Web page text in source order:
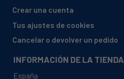
BALAY, 3WG2534E/02
BALAY, 3WG2534E/03
BALAY, 3WG2534N/01
BALAY, 3WG2534N/02
Crear una cuenta
Tus ajustes de cookies
Cancelar o devolver un pedido
INFORMACIÓN DE LA TIENDA
España